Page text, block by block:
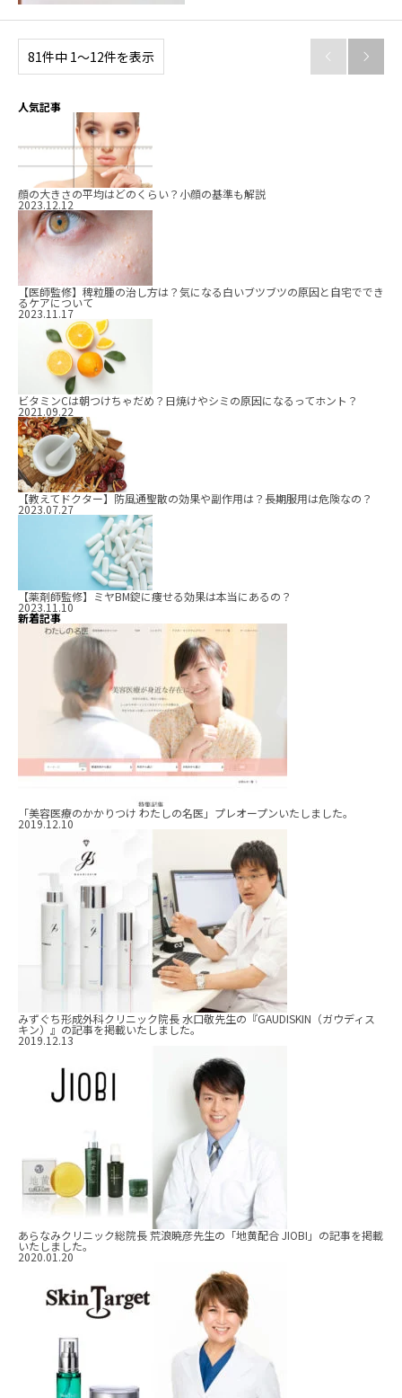
81件中 1〜12件を表示  
人気記事
顔の大きさの平均はどのくらい？小顔の基準も解説
2023.12.12
【医師監修】稗粒腫の治し方は？気になる白いブツブツの原因と自宅ででき
るケアについて
2023.11.17
ビタミンCは朝つけちゃだめ？日焼けやシミの原因になるってホント？
2021.09.22
【教えてドクター】防風通聖散の効果や副作用は？長期服用は危険なの？
2023.07.27
【薬剤師監修】ミヤBM錠に痩せる効果は本当にあるの？
2023.11.10
新着記事
「美容医療のかかりつけ わたしの名医」プレオープンいたしました。
2019.12.10
みずぐち形成外科クリニック院長 水口敬先生の『GAUDISKIN（ガウディス
キン）』の記事を掲載いたしました。
2019.12.13
あらなみクリニック総院長 荒浪暁彦先生の「地黄配合 JIOBI」の記事を掲載
いたしました。
2020.01.20